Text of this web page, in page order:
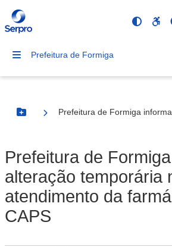
Prefeitura de Formiga
Botão Menu
Prefeitura de Formiga
Prefeitura de
alteração temporária
atendimento da
CAPS